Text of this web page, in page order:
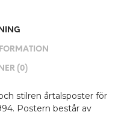
(0)
stilren årtalsposter för
Postern består av